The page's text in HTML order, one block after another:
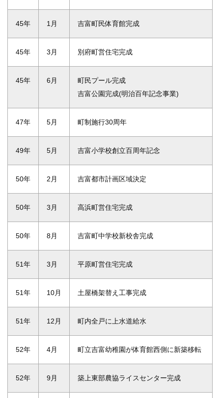
45年 1月 吉富町民体育館完成
45年 3月 別府町営住宅完成
45年 6月
町民プール完成
吉富公園完成(明治百年記念事業)
47年 5月 町制施行30周年
49年 5月 吉富小学校創立百周年記念
50年 2月 吉富都市計画区域決定
50年 3月 高浜町営住宅完成
50年 8月 吉富町中学校新校舎完成
51年 3月 平原町営住宅完成
51年 10月 土屋橋架替え工事完成
51年 12月 町内全戸に上水道給水
52年 4月 町立吉富幼稚園が体育館西側に新築移転
52年 9月 築上東部農協ライスセンター完成